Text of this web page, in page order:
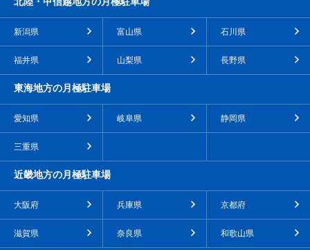
新潟県 富山県 石川県
福井県 山梨県 長野県
東海地方の月極駐車場
愛知県 岐阜県 静岡県
三重県
近畿地方の月極駐車場
大阪府 兵庫県 京都府
滋賀県 奈良県 和歌山県